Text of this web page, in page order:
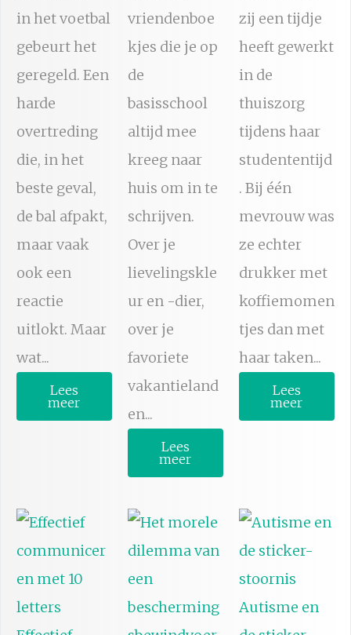
in het voetbal
gebeurt het
geregeld. Een
harde
overtreding
die, in het
beste geval,
de bal afpakt,
maar vaak
ook een
reactie
uitlokt. Maar
wat...
Lees
meer
vriendenboe
kjes die je op
de
basisschool
altijd mee
kreeg naar
huis om in te
schrijven.
Over je
lievelingskle
ur en -dier,
over je
favoriete
vakantieland
en...
Lees
meer
zij een tijdje
heeft gewerkt
in de
thuiszorg
tijdens haar
studententijd
. Bij één
mevrouw was
ze echter
drukker met
koffiemomen
tjes dan met
haar taken...
Lees
meer
Autisme en